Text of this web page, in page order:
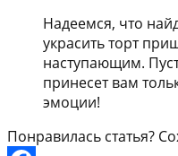
Надеемся, что
украсить торт
наступающим.
принесет вам
эмоции!
Понравилась статья?